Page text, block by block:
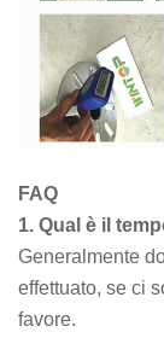
FAQ
1. Qual è il
Generalmente
effettuato, se ci
favore.